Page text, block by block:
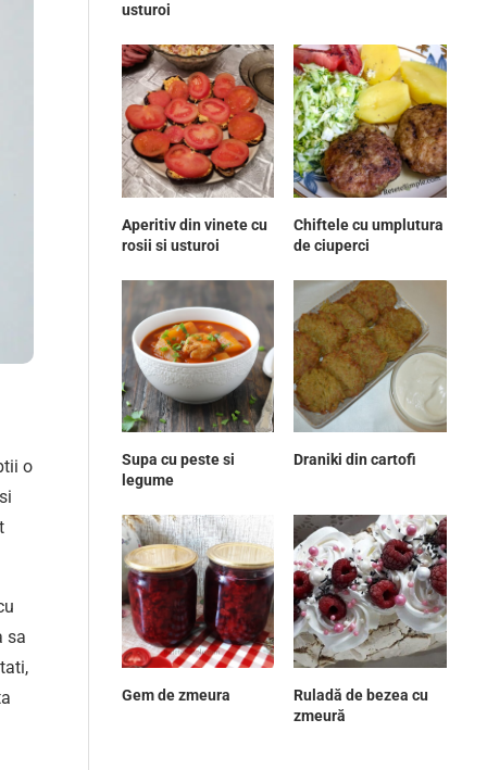
o
sa
usturoi
Aperitiv din vinete cu
rosii si usturoi
Chiftele cu umplutura
de ciuperci
Supa cu peste si
legume
Draniki din cartofi
Gem de zmeura
Ruladă de bezea cu
zmeură